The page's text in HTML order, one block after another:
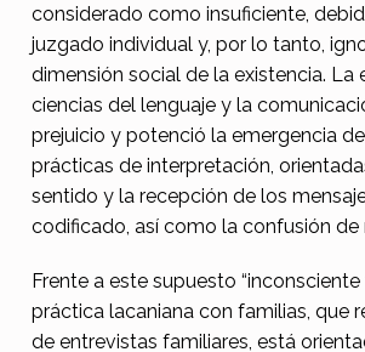
considerado como insuficiente,
juzgado individual y, por lo tanto,
dimensión social de la existencia. La
ciencias del lenguaje y la
prejuicio y potenció la emergencia
prácticas de interpretación,
sentido y la recepción de los
codificado, así como la confusión de
Frente a este supuesto “inconsciente
práctica lacaniana con familias, que
de entrevistas familiares, está